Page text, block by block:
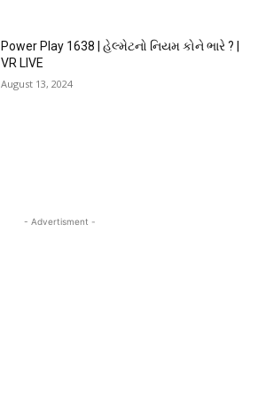
Power Play 1638 | હેલ્મેટનો નિયમ કોને ભારે ? |
VR LIVE
August 13, 2024
- Advertisment -